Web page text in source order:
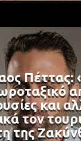
Πέττας:
και
τον
της